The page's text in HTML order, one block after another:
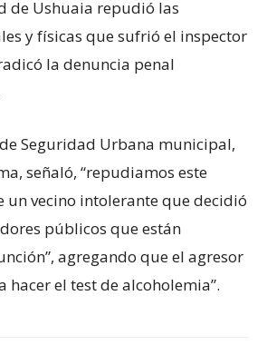
de Ushuaia repudió las
y físicas que sufrió el inspector
la denuncia penal
Seguridad Urbana municipal,
señaló, “repudiamos este
un vecino intolerante que decidió
públicos que están
agregando que el agresor
hacer el test de alcoholemia”.